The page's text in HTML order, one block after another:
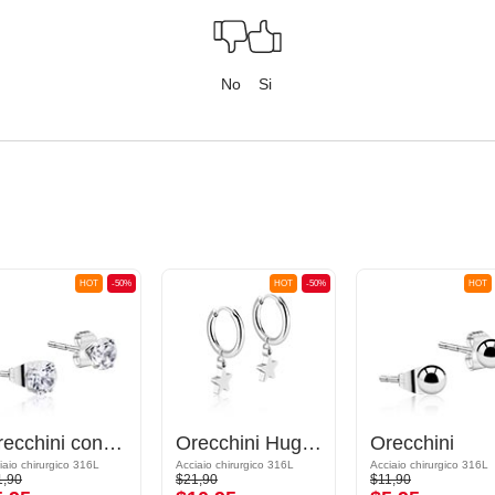
No Si
-50%
HOT
Orecchini con cristallini
chirurgico 316L
-50%
HOT
Orecchini Huggie
Acciaio chirurgico 316L
$21,90
HOT
Orecchini
Acciaio chirurgico 316L
$11,90